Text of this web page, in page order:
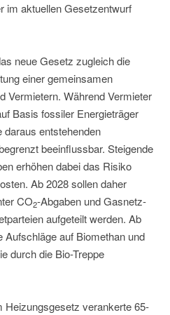
im aktuellen Gesetzentwurf
neue Gesetz zugleich die
einer gemeinsamen
Vermietern. Während Vermieter
Basis fossiler Energieträger
daraus entstehenden
beeinflussbar. Steigende
erhöhen dabei das Risiko
Ab 2028 sollen daher
CO2-Abgaben und Gasnetz-
aufgeteilt werden. Ab
auf Biomethan und
durch die Bio-Treppe
Heizungsgesetz verankerte 65-